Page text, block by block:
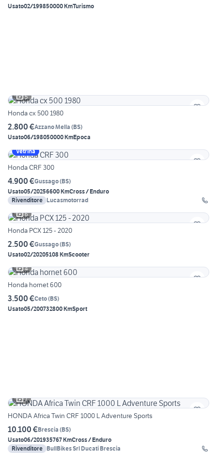
Usato02/199850000 KmTurismo
5
Honda cx 500 1980
2.800 €Azzano Mella (BS)
Usato06/198050000 KmEpoca
Vetrina
Honda CRF 300
4.900 €Gussago(BS)
Usato05/20256600 KmCross / Enduro
Rivenditore Lucasmotorrad
6
Honda PCX 125 - 2020
2.500 €Gussago(BS)
Usato02/20205108 KmScooter
4
Honda hornet 600
3.500 €Ceto(BS)
Usato05/200732800 KmSport
7
HONDA Africa Twin CRF 1000 L Adventure Sports
10.100 €Brescia (BS)
Usato06/201935767 KmCross / Enduro
Rivenditore BullBikes Srl Ducati Brescia